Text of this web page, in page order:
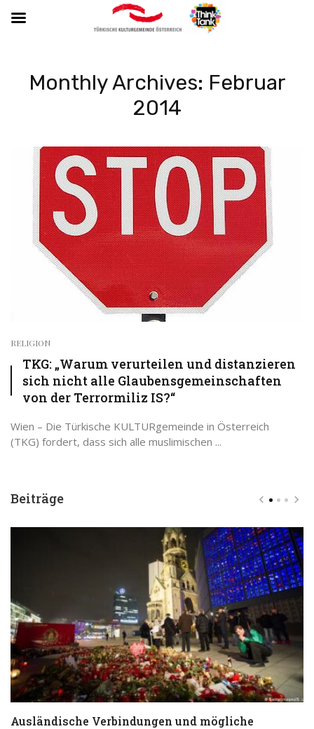
Monthly Archives: Februar
2014
RELIGION
TKG: „Warum verurteilen und distanzieren
sich nicht alle Glaubensgemeinschaften
von der Terrormiliz IS?“
Wien – Die Türkische KULTURgemeinde in Österreich
(TKG) fordert, dass sich alle muslimischen ...
Beiträge
Ausländische Verbindungen und mögliche